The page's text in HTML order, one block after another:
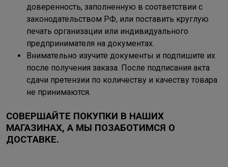
доверенность, заполненную в соответствии с
законодательством РФ, или поставить круглую
печать организации или индивидуального
предпринимателя на документах.
Внимательно изучите документы и подпишите их
после получения заказа. После подписания акта
сдачи претензии по количеству и качеству товара
не принимаются.
СОВЕРШАЙТЕ ПОКУПКИ В НАШИХ
МАГАЗИНАХ, А МЫ ПОЗАБОТИМСЯ О
ДОСТАВКЕ.